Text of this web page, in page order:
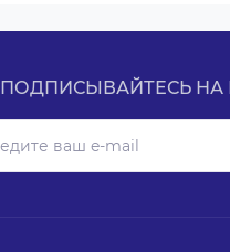
ПОДПИСЫВАЙТЕСЬ НА